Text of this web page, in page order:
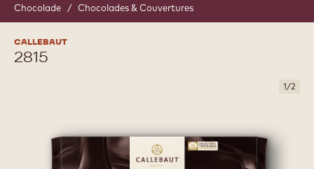
Chocolade / Chocolades & Couvertures
CALLEBAUT
2815
1/2